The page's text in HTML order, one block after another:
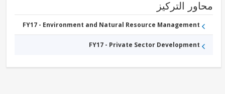
التركيز
FY17 - Environment and Natural Resource Management
FY17 - Private Sector Development